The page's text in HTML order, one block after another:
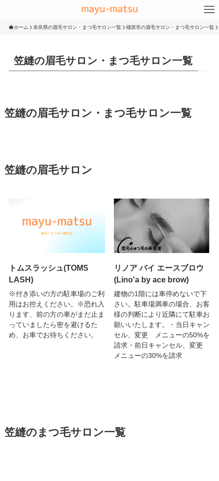
ホーム 奈良県の眉毛サロン・まつ毛サロン一覧 橿原市の眉毛サロン・まつ毛サロン一覧
笠縫の眉毛サロン・まつ毛サロン一覧
笠縫の眉毛サロン・まつ毛サロン一覧
笠縫の眉毛サロン
トムスラッシュ(TOMS
LASH)
※付き添いの方の駐車場のご利
用はお控えください。※恐れ入
ります、前の方の車がまだ止ま
っていましたら密を避けるた
め、お車でお待ちください。
リノア バイ エースブロウ
(Lino'a by ace brow)
建物の1階には車停めないで下
さい。駐車場満車の場合、お客
様の判断により近隣にて駐車お
願いいたします。・当日キャン
セル、変更 メニューの50%を
請求・前日キャンセル、変更
メニューの30%を請求
笠縫のまつ毛サロン一覧